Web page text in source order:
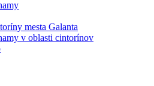
mesta Galanta
v oblasti cintorínov